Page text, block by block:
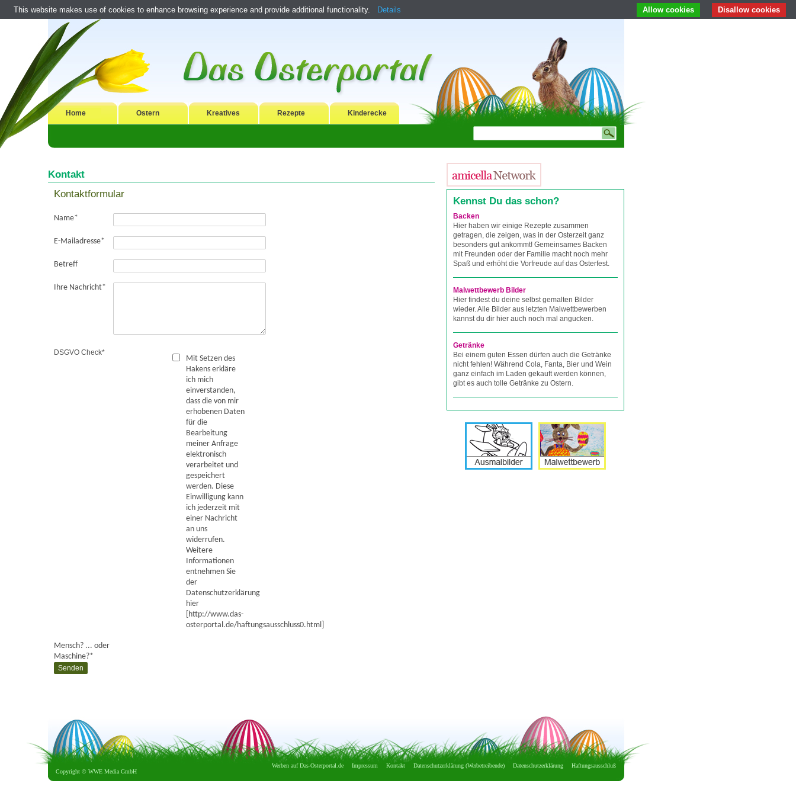
Home Ostern Kreatives Rezepte Kinderecke
Kontakt
Kontaktformular
Name*
E-Mailadresse*
Betreff
Ihre Nachricht*
DSGVO Check*
Mit Setzen des
Hakens erkläre
ich mich
einverstanden,
dass die von mir
erhobenen Daten
für die
Bearbeitung
meiner Anfrage
elektronisch
verarbeitet und
gespeichert
werden. Diese
Einwilligung kann
ich jederzeit mit
einer Nachricht
an uns
widerrufen.
Weitere
Informationen
entnehmen Sie
der
Datenschutzerklärung
hier
[http://www.das-
osterportal.de/haftungsausschluss0.html]
Mensch? ... oder
Maschine?*
Kennst Du das schon?
Backen
Hier haben wir einige Rezepte zusammen
getragen, die zeigen, was in der Osterzeit ganz
besonders gut ankommt! Gemeinsames Backen
mit Freunden oder der Familie macht noch mehr
Spaß und erhöht die Vorfreude auf das Osterfest.
Malwettbewerb Bilder
Hier findest du deine selbst gemalten Bilder
wieder. Alle Bilder aus letzten Malwettbewerben
kannst du dir hier auch noch mal angucken.
Getränke
Bei einem guten Essen dürfen auch die Getränke
nicht fehlen! Während Cola, Fanta, Bier und Wein
ganz einfach im Laden gekauft werden können,
gibt es auch tolle Getränke zu Ostern.
Copyright © WWE Media GmbH
Haftungsausschluß
Datenschutzerklärung
Datenschutzerklärung (Werbetreibende)
Kontakt
Impressum
Werben auf Das-Osterportal.de
This website makes use of cookies to enhance browsing experience and provide additional functionality. Details Disallow cookies
Allow cookies